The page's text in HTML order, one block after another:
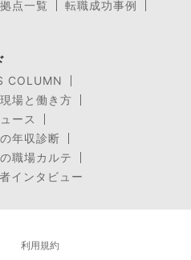
拠点一覧
転職成功事例
COLUMN
場と働き方
ース
年収診断
職場カルテ
インタビュー
利用規約